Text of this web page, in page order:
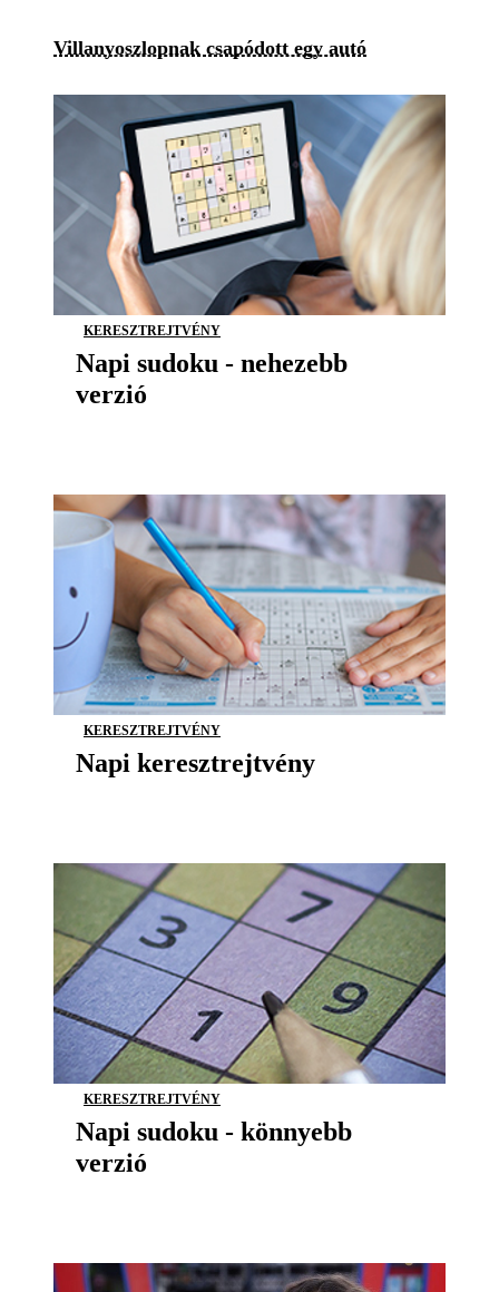
Villanyoszlopnak csapódott egy autó
KERESZTREJTVÉNY
Napi sudoku - nehezebb
verzió
KERESZTREJTVÉNY
Napi keresztrejtvény
KERESZTREJTVÉNY
Napi sudoku - könnyebb
verzió